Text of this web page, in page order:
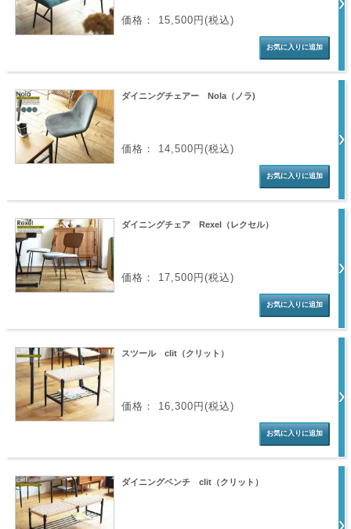
価格： 15,500円(税込)
ダイニングチェアー Nola（ノラ)
価格： 14,500円(税込)
ダイニングチェア Rexel（レクセル）
価格： 17,500円(税込)
スツール clit（クリット）
価格： 16,300円(税込)
ダイニングベンチ clit（クリット）